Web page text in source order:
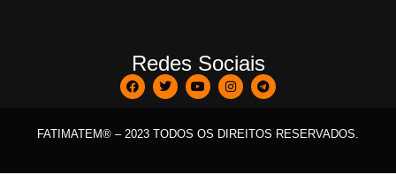
Redes Sociais
FATIMATEM® – 2023 TODOS OS DIREITOS RESERVADOS.